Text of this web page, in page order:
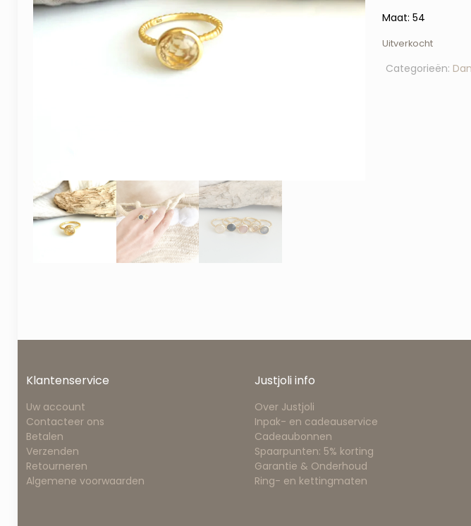
Maat: 54
Uitverkocht
Categorieën:
Klantenservice
Uw account
Contacteer ons
Betalen
Verzenden
Retourneren
Algemene voorwaarden
Justjoli info
Over Justjoli
Inpak- en cadeauservice
Cadeaubonnen
Spaarpunten: 5% korting
Garantie & Onderhoud
Ring- en kettingmaten